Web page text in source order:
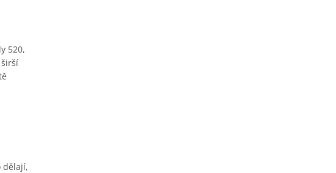
520,
širší
dělají,